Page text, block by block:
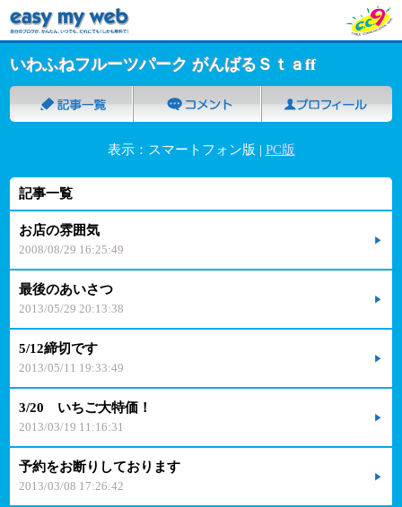
いわふねフルーツパーク がんばるＳｔａff
表示：スマートフォン版 | PC版
記事一覧
お店の雰囲気
2008/08/29 16:25:49
最後のあいさつ
2013/05/29 20:13:38
5/12締切です
2013/05/11 19:33:49
3/20 いちご大特価！
2013/03/19 11:16:31
予約をお断りしております
2013/03/08 17:26:42